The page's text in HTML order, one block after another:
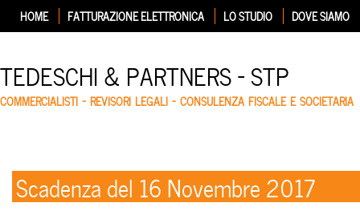
HOME FATTURAZIONE ELETTRONICA LO STUDIO DOVE SIAMO
TEDESCHI & PARTNERS – STP
COMMERCIALISTI – REVISORI LEGALI – CONSULENZA FISCALE E SOCIETARIA
Scadenza del 16 Novembre 2017